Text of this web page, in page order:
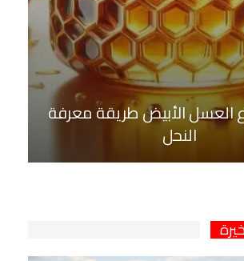
العسل الأبيض طريقة معرفة
النحل